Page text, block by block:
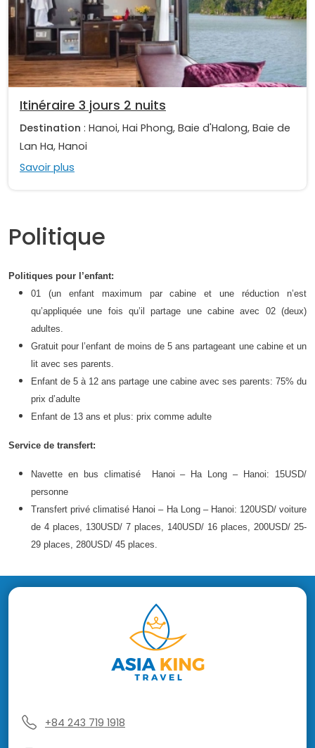
Itinéraire 3 jours 2 nuits
Destination : Hanoi, Hai Phong, Baie d'Halong, Baie de
Lan Ha, Hanoi
Savoir plus
Politique
Politiques pour l’enfant:
01 (un enfant maximum par cabine et une réduction n’est
qu’appliquée une fois qu’il partage une cabine avec 02 (deux)
adultes.
Gratuit pour l’enfant de moins de 5 ans partageant une cabine et un
lit avec ses parents.
Enfant de 5 à 12 ans partage une cabine avec ses parents: 75% du
prix d’adulte
Enfant de 13 ans et plus: prix comme adulte​
Service de transfert:
Navette en bus climatisé Hanoi – Ha Long – Hanoi: 15USD/
personne
Transfert privé climatisé Hanoi – Ha Long – Hanoi: 120USD/ voiture
de 4 places, 130USD/ 7 places, 140USD/ 16 places, 200USD/ 25-
29 places, 280USD/ 45 places.
+84 243 719 1918